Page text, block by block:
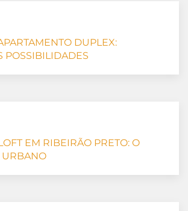
DUPLEX:
POSSIBILIDADES
EM RIBEIRÃO PRETO: O
URBANO